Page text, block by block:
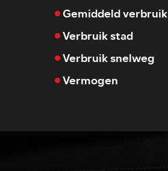
Gemiddeld verbruik
Verbruik stad
Verbruik snelweg
Vermogen